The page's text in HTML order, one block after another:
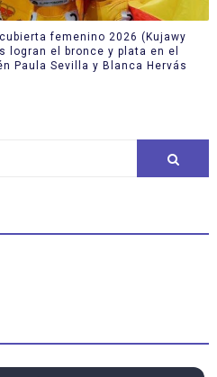
femenino 2026 (Kujawy
logran el bronce y plata en el
Paula Sevilla y Blanca Hervás